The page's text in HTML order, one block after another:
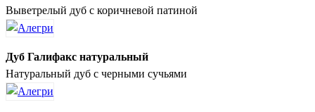
Выветрелый дуб с коричневой патиной
Дуб Галифакс натуральный
Натуральный дуб с черными сучьями